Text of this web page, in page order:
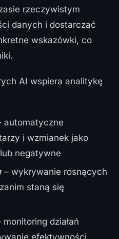
rzeczywistym
danych i dostarczać
wskazówki, co
AI wspiera analitykę
automatyczne
i wzmianek jako
negatywne
– wykrywanie rosnących
staną się
monitoring działań
efektywności